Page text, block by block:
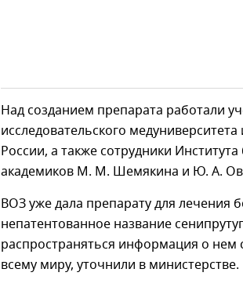
Над созданием препарата работали
исследовательского
России, а также сотрудники
академиков М. М. Шемякина и Ю. А.
ВОЗ уже дала препарату для лечения
непатентованное название
распространяться информация о
всему миру, уточнили в министерстве.